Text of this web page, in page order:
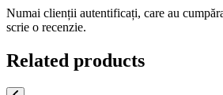
Numai clienții autentificați, care au
scrie o recenzie.
Related products